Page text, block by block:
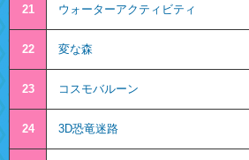
21 ウォーターアクティビティ
22 変な森
23 コスモバルーン
24 3D恐竜迷路